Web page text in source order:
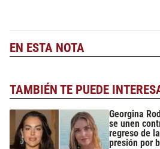
EN ESTA NOTA
TAMBIÉN TE PUEDE
Georgina
se unen
regreso de
presión por